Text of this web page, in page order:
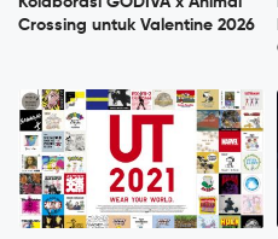
Crossing untuk Valentine 2026